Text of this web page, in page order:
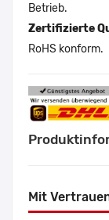
Betrieb.
Zertifizierte
RoHS konform.
Mit